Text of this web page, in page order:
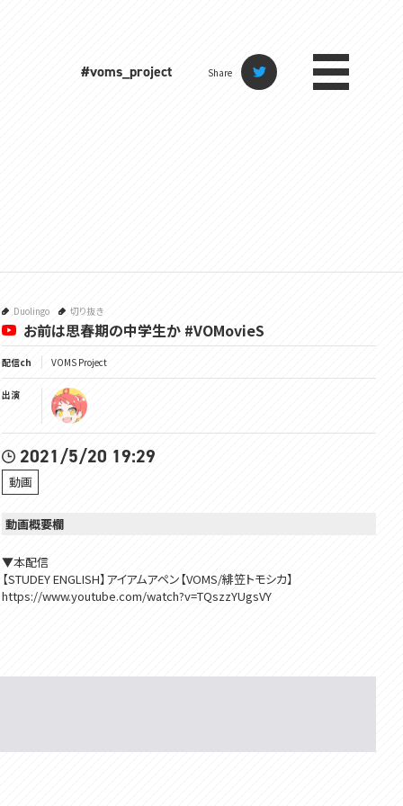
#voms_project Share
Duolingo 切り抜き
お前は思春期の中学生か #VOMovieS
配信ch VOMS Project
出演
2021/5/20 19:29
動画
動画概要欄
▼本配信
【STUDEY ENGLISH】アイアムアペン【VOMS/緋笠トモシカ】
https://www.youtube.com/watch?v=TQszzYUgsVY
L_X4g
VOMS公式切り抜き再生リスト